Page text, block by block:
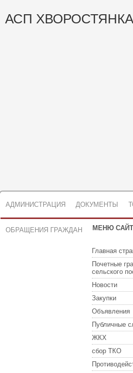
АСП ХВОРОСТЯНКА
АДМИНИСТРАЦИЯ ДОКУМЕНТЫ
ОБРАЩЕНИЯ ГРАЖДАН МЕНЮ
Главная
Почетные
сельского
Новости
Закупки
Объявления
Публичные
ЖКХ
сбор ТКО